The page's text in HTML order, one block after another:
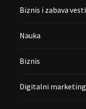
Biznis i zabava vesti
Nauka
Biznis
Digitalni marketing